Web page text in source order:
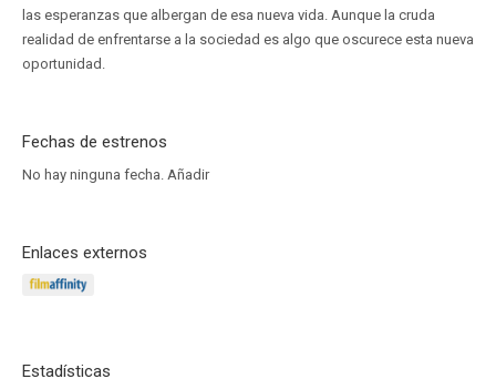
las esperanzas que albergan de esa nueva vida. Aunque la cruda
realidad de enfrentarse a la sociedad es algo que oscurece esta nueva
oportunidad.
Fechas de estrenos
No hay ninguna fecha. Añadir
Enlaces externos
Estadísticas